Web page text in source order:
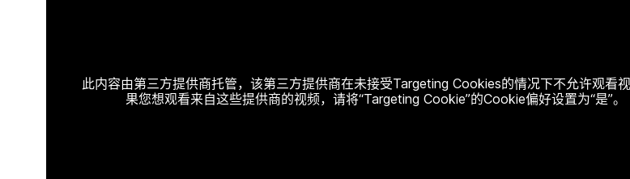
此内容由第三方提供商托管，该第三方提供商在未接受Targeting Cookies的情况下不允许观看
果您想观看来自这些提供商的视频，请将“Targeting Cookie”的Cookie偏好设置为“是”。